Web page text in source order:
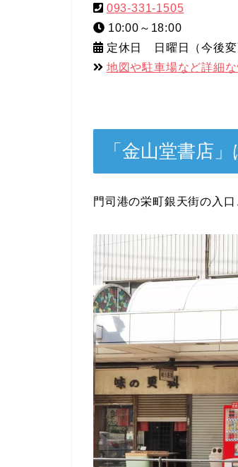
093-331-1505
10:00～18:00
定休日 日曜日（今後変
地図や駐車場など詳細
「金山堂書店
門司港の栄町銀天街の入